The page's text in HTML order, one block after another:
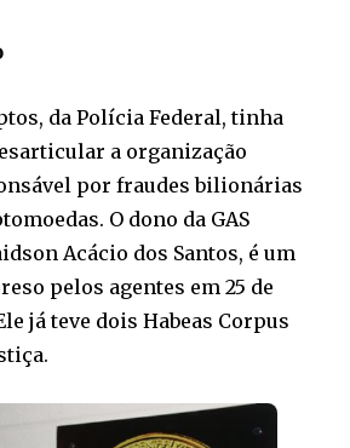
da Polícia Federal, tinha
a organização
por fraudes bilionárias
O dono da GAS
Acácio dos Santos, é um
pelos agentes em 25 de
já teve dois Habeas Corpus